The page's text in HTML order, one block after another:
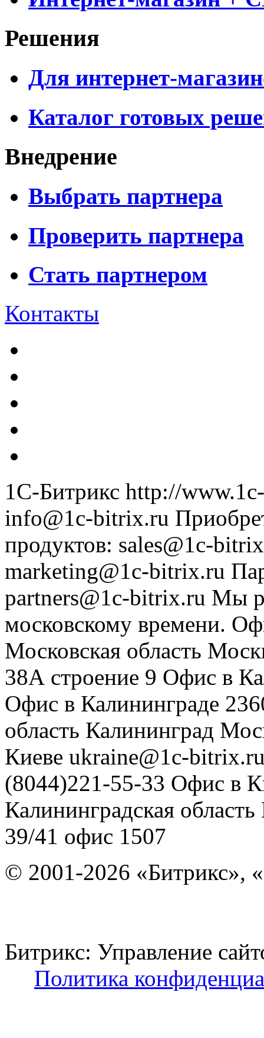
Решения
Для интернет-
Каталог готовых
Внедрение
Выбрать партнера
Проверить партнера
Стать партнером
Контакты
1С-Битрикс http://
info@1c-bitrix.ru
продуктов: sales@1c-
marketing@1c-bitrix.ru
partners@1c-bitrix.ru Мы
московскому времени.
Московская область
38А строение 9 Офис в
Офис в Калининграде
область Калининград
Киеве ukraine@1c-
(8044)221-55-33 Офис в
Калининградская область
39/41 офис 1507
© 2001-2026 «Битрикс»,
Битрикс: Управление
Политика